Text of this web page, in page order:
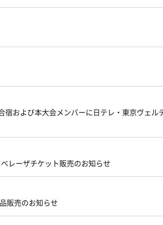
宿および本大会メンバーに日テレ・東京ヴェル
レーザチケット販売のお知らせ
販売のお知らせ